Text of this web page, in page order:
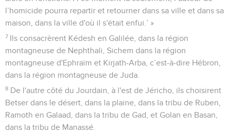
l’homicide pourra repartir et retourner dans sa ville et dans sa
maison, dans la ville d'où il s'était enfui.’ »
7 Ils consacrèrent Kédesh en Galilée, dans la région
montagneuse de Nephthali, Sichem dans la région
montagneuse d'Ephraïm et Kirjath-Arba, c’est-à-dire Hébron,
dans la région montagneuse de Juda.
8 De l'autre côté du Jourdain, à l'est de Jéricho, ils choisirent
Betser dans le désert, dans la plaine, dans la tribu de Ruben,
Ramoth en Galaad, dans la tribu de Gad, et Golan en Basan,
dans la tribu de Manassé.